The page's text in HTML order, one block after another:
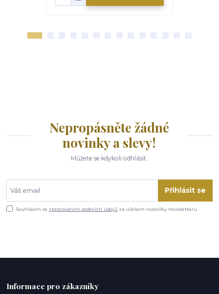
Nepropásněte žádné
novinky a slevy!
Můžete se kdykoli odhlásit.
Přihlásit se
Souhlasím se zpracováním osobních údajů za účelem rozesílky newsletteru.
Informace pro zákazníky